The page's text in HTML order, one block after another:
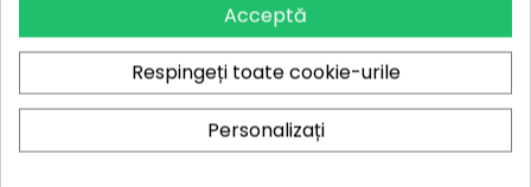
Topper Romesa Alb 5cm grosime
-Confort și susținere optimă pentru
un somn perfect!
Acceptă
Respingeți toate cookie-urile
Personalizați